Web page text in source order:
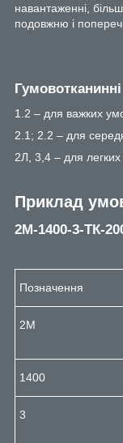
навантаженні,
подовжню і
1.2 – для важких
2.1; 2.2 – для
2Л, 3,4 – для легких
Приклад
2М-1400-3-ТК-
Позначення
2М
1400
3